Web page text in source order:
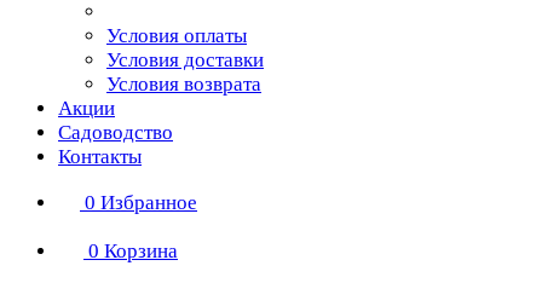
Условия оплаты
Условия доставки
Условия возврата
Акции
Садоводство
Контакты
0 Избранное
0 Корзина